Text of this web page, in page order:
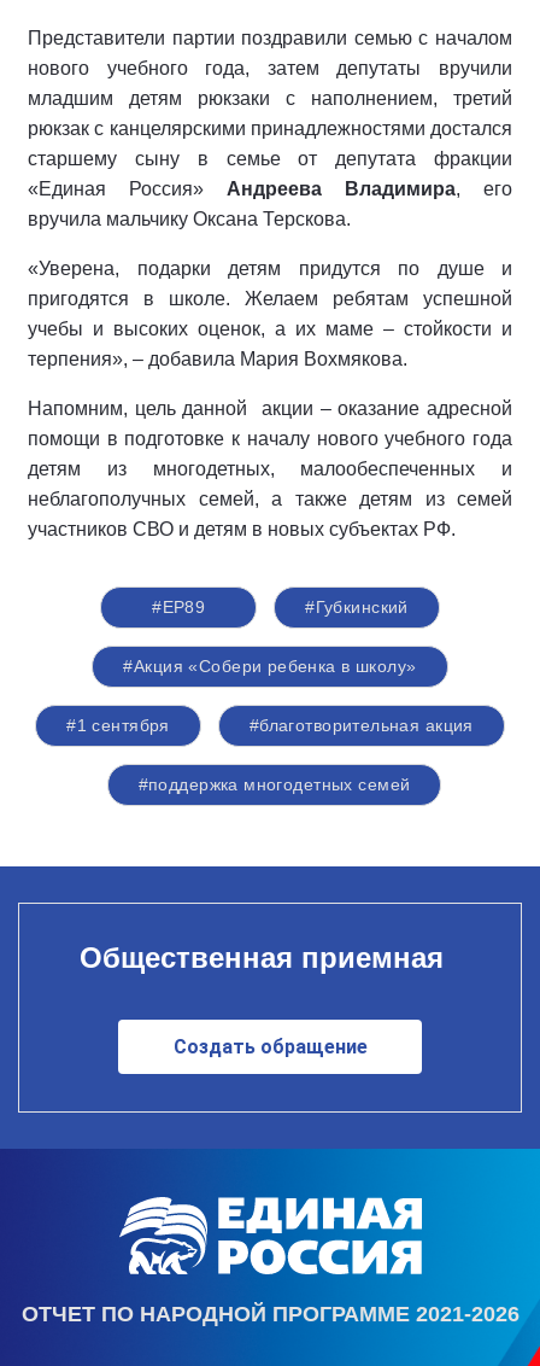
Представители партии поздравили семью с началом
нового учебного года, затем депутаты вручили
младшим детям рюкзаки с наполнением, третий
рюкзак с канцелярскими принадлежностями достался
старшему сыну в семье от депутата фракции
«Единая Россия» Андреева Владимира, его
вручила мальчику Оксана Терскова.
«Уверена, подарки детям придутся по душе и
пригодятся в школе. Желаем ребятам успешной
учебы и высоких оценок, а их маме – стойкости и
терпения», – добавила Мария Вохмякова.
Напомним, цель данной
акции – оказание адресной
помощи в подготовке к началу нового учебного года
детям из многодетных, малообеспеченных и
неблагополучных семей, а также детям из семей
участников СВО и детям в новых субъектах РФ.
#ЕР89 #Губкинский
#Акция «Собери ребенка в школу»
#1 сентября #благотворительная акция
#поддержка многодетных семей
Общественная приемная
Создать обращение
ОТЧЕТ ПО НАРОДНОЙ ПРОГРАММЕ 2021-2026